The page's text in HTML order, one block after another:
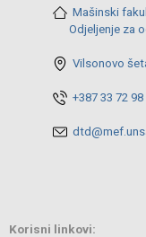
Mašinski
Odjeljenje za
Vilsonovo
+387 33 72 98
Korisni linkovi: